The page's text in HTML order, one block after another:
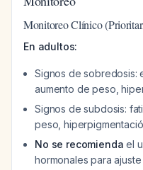
Monitoreo Clínico
En adultos:
Signos de sobredosis:
aumento de peso,
Signos de subdosis:
peso,
No se recomienda el
hormonales para